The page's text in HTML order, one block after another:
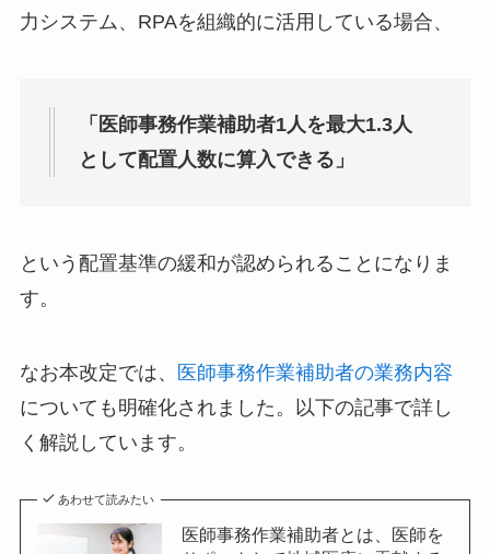
力システム、RPAを組織的に活用している場合、
「医師事務作業補助者1人を最大1.3人
として配置人数に算入できる」
という配置基準の緩和が認められることになりま
す。
なお本改定では、
医師事務作業補助者の業務内容
についても明確化されました。以下の記事で詳し
く解説しています。
あわせて読みたい
医師事務作業補助者とは、医師を